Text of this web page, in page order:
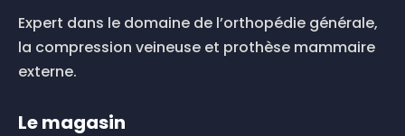
produit
Expert dans le domaine de l’orthopédie générale,
la compression veineuse et prothèse mammaire
externe.
Le magasin